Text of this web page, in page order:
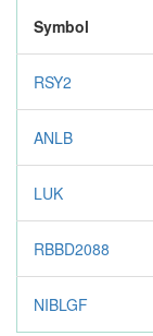
Symbol
RSY2
ANLB
LUK
RBBD2088
NIBLGF